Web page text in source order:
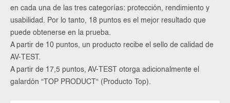
en cada una de las tres categorías: protección, rendimiento y
usabilidad. Por lo tanto, 18 puntos es el mejor resultado que
puede obtenerse en la prueba.
A partir de 10 puntos, un producto recibe el sello de calidad de
AV-TEST.
A partir de 17,5 puntos, AV-TEST otorga adicionalmente el
galardón “TOP PRODUCT“ (Producto Top).